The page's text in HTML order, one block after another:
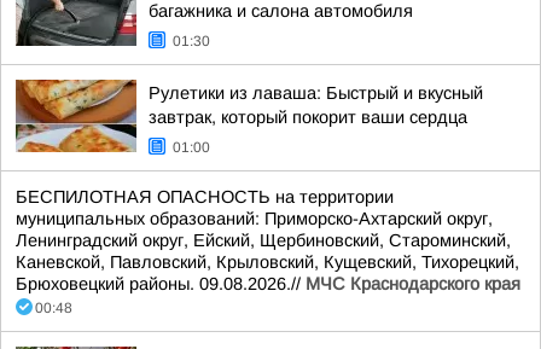
багажника и салона автомобиля
01:30
Рулетики из лаваша: Быстрый и вкусный
завтрак, который покорит ваши сердца
01:00
БЕСПИЛОТНАЯ ОПАСНОСТЬ на территории
муниципальных образований: Приморско-Ахтарский округ,
Ленинградский округ, Ейский, Щербиновский, Староминский,
Каневской, Павловский, Крыловский, Кущевский, Тихорецкий,
Брюховецкий районы. 09.08.2026.// МЧС Краснодарского края
00:48